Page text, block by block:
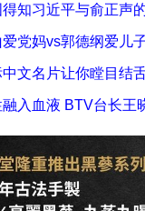
知习近平与俞正声
党妈vs郭德纲爱儿
中文名片让你瞠目结
入血液 BTV台长王